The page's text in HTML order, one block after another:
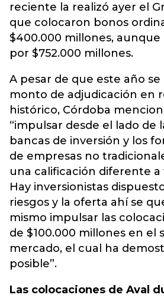
reciente la realizó ayer el
que colocaron bonos
$400.000 millones,
por $752.000 millones.
A pesar de que este año
monto de adjudicación en
histórico, Córdoba
“impulsar desde el lado de
bancas de inversión y los
de empresas no
una calificación diferente a
Hay inversionistas
riesgos y la oferta ahí se
mismo impulsar las
de $100.000 millones en el
mercado, el cual ha
posible”.
Las colocaciones de Aval